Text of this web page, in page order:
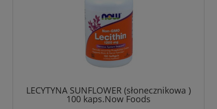
LECYTYNA SUNFLOWER (słonecznikowa )
100 kaps.Now Foods